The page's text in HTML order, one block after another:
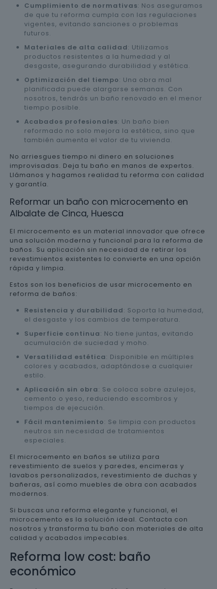
Cumplimiento de normativas: Nos aseguramos
de que tu reforma cumpla con las regulaciones
vigentes, evitando sanciones o problemas
futuros.
Materiales de alta calidad: Utilizamos
productos resistentes a la humedad y al
desgaste, asegurando durabilidad y estética.
Optimización del tiempo: Una obra mal
planificada puede alargarse semanas. Con
nosotros, tendrás un baño renovado en el menor
tiempo posible.
Acabados profesionales: Un baño bien
reformado no solo mejora la estética, sino que
también aumenta el valor de tu vivienda.
No arriesgues tiempo ni dinero en soluciones
improvisadas. Deja tu baño en manos de expertos.
Llámanos y hagamos realidad tu reforma con calidad
y garantía.
Reformar un baño con microcemento en
Albalate de Cinca, Huesca
El microcemento es un material innovador que ofrece
una solución moderna y funcional para la reforma de
baños. Su aplicación sin necesidad de retirar los
revestimientos existentes lo convierte en una opción
rápida y limpia.
Estos son los beneficios de usar microcemento en
reforma de baños:
Resistencia y durabilidad: Soporta la humedad,
el desgaste y los cambios de temperatura.
Superficie continua: No tiene juntas, evitando
acumulación de suciedad y moho.
Versatilidad estética: Disponible en múltiples
colores y acabados, adaptándose a cualquier
estilo.
Aplicación sin obra: Se coloca sobre azulejos,
cemento o yeso, reduciendo escombros y
tiempos de ejecución.
Fácil mantenimiento: Se limpia con productos
neutros sin necesidad de tratamientos
especiales.
El microcemento en baños se utiliza para
revestimiento de suelos y paredes, encimeras y
lavabos personalizados, revestimiento de duchas y
bañeras, así como muebles de obra con acabados
modernos.
Si buscas una reforma elegante y funcional, el
microcemento es la solución ideal. Contacta con
nosotros y transforma tu baño con materiales de alta
calidad y acabados impecables.
Reforma low cost: baño
económico